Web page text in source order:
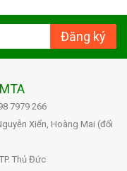
Đăng ký
7979 266
Xiển, Hoàng Mai (đối
Thủ Đức